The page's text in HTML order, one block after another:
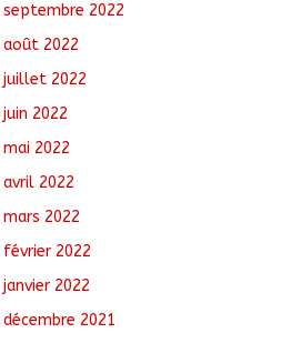
septembre 2022
août 2022
juillet 2022
juin 2022
mai 2022
avril 2022
mars 2022
février 2022
janvier 2022
décembre 2021